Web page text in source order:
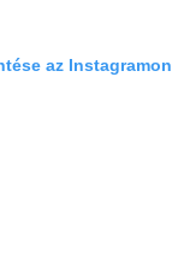
az Instagramon